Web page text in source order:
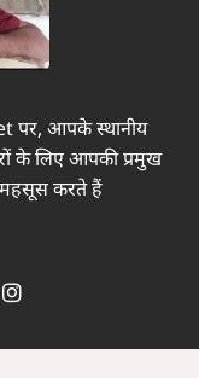
पर, आपके स्थानीय
के लिए आपकी प्रमुख
महसूस करते हैं